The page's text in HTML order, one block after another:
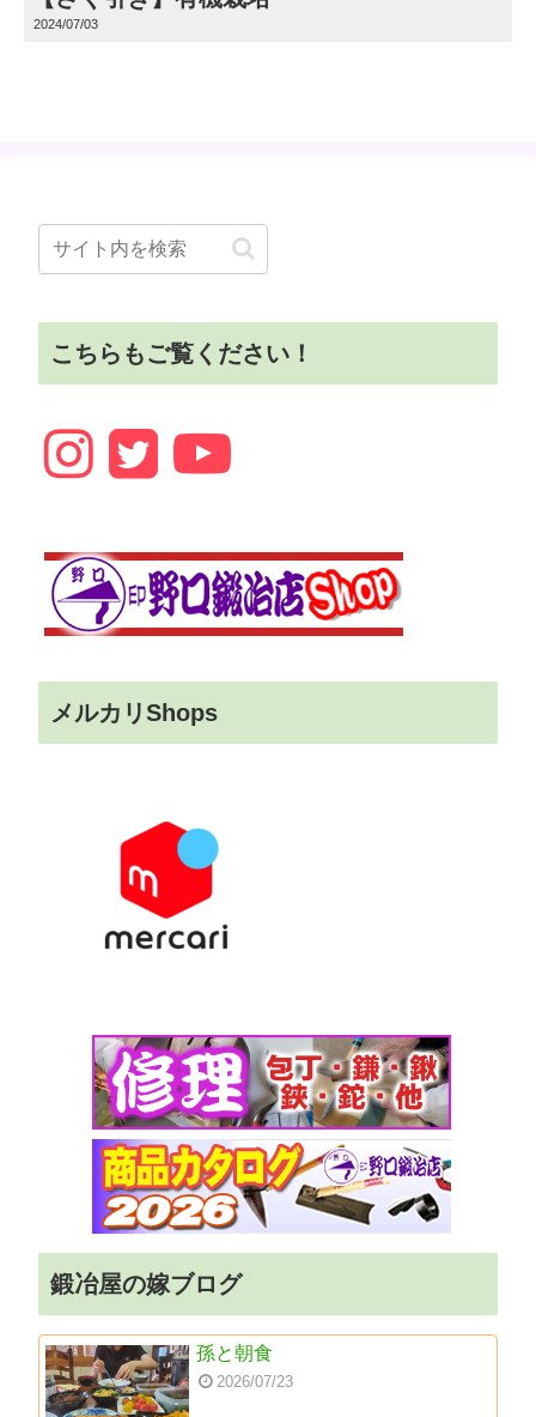
2024/07/03
こちらもご覧ください！
メルカリShops
鍛冶屋の嫁ブログ
孫と朝食
2026/07/23